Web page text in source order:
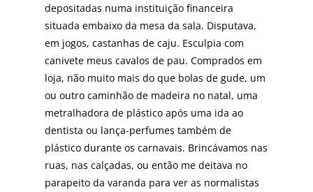
depositadas numa instituição financeira
situada embaixo da mesa da sala. Disputava,
em jogos, castanhas de caju. Esculpia com
canivete meus cavalos de pau. Comprados em
loja, não muito mais do que bolas de gude, um
ou outro caminhão de madeira no natal, uma
metralhadora de plástico após uma ida ao
dentista ou lança-perfumes também de
plástico durante os carnavais. Brincávamos nas
ruas, nas calçadas, ou então me deitava no
parapeito da varanda para ver as normalistas